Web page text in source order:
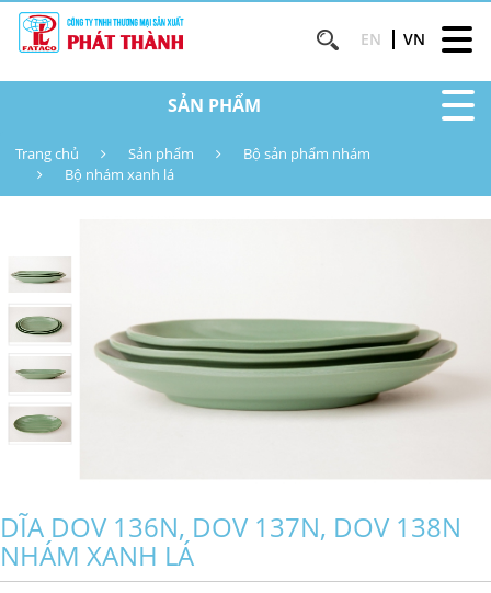
EN VN
SẢN PHẨM
Trang chủ Sản phẩm
Bộ sản phẩm nhám
Bộ nhám xanh lá
DĨA DOV 136N, DOV 137N, DOV 138N
NHÁM XANH LÁ